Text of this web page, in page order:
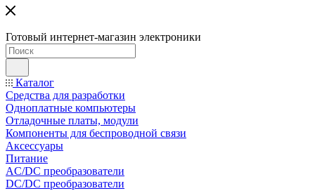
Готовый интернет-магазин электроники
Каталог
Средства для разработки
Одноплатные компьютеры
Отладочные платы, модули
Компоненты для беспроводной связи
Аксессуары
Питание
AC/DC преобразователи
DC/DC преобразователи